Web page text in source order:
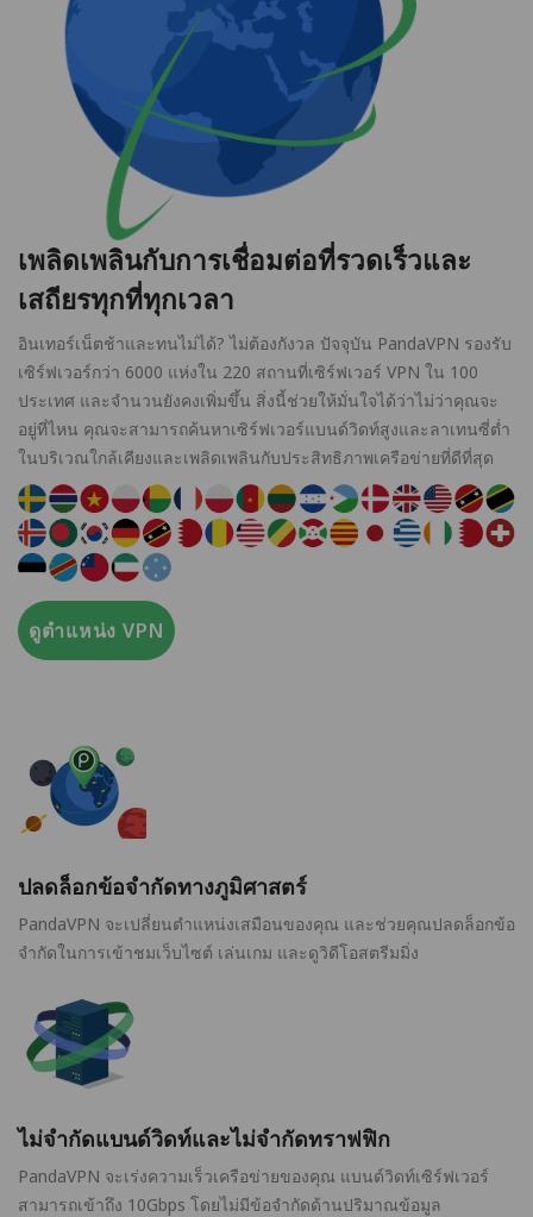
เพลิดเพลินกับการเชื่อมต่อที่รวดเร็วและ
เสถียรทุกที่ทุกเวลา
อินเทอร์เน็ตช้าและทนไม่ได้? ไม่ต้องกังวล ปัจจุบัน PandaVPN รองรับ
เซิร์ฟเวอร์กว่า 6000 แห่งใน 220 สถานที่เซิร์ฟเวอร์ VPN ใน 100
ประเทศ และจำนวนยังคงเพิ่มขึ้น สิ่งนี้ช่วยให้มั่นใจได้ว่าไม่ว่าคุณจะ
อยู่ที่ไหน คุณจะสามารถค้นหาเซิร์ฟเวอร์แบนด์วิดท์สูงและลาเทนซี่ต่ำ
ในบริเวณใกล้เคียงและเพลิดเพลินกับประสิทธิภาพเครือข่ายที่ดีที่สุด
ดูตำแหน่ง VPN
ปลดล็อกข้อจำกัดทางภูมิศาสตร์
PandaVPN จะเปลี่ยนตำแหน่งเสมือนของคุณ และช่วยคุณปลดล็อกข้อ
จำกัดในการเข้าชมเว็บไซต์ เล่นเกม และดูวิดีโอสตรีมมิ่ง
ไม่จำกัดแบนด์วิดท์และไม่จำกัดทราฟฟิก
PandaVPN จะเร่งความเร็วเครือข่ายของคุณ แบนด์วิดท์เซิร์ฟเวอร์
สามารถเข้าถึง 10Gbps โดยไม่มีข้อจำกัดด้านปริมาณข้อมูล